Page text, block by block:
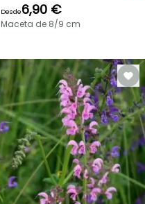
Desde6,90 €
Maceta de 8/9 cm